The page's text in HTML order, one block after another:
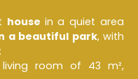
house in a quiet area
a beautiful park, with
room of 43 m²,